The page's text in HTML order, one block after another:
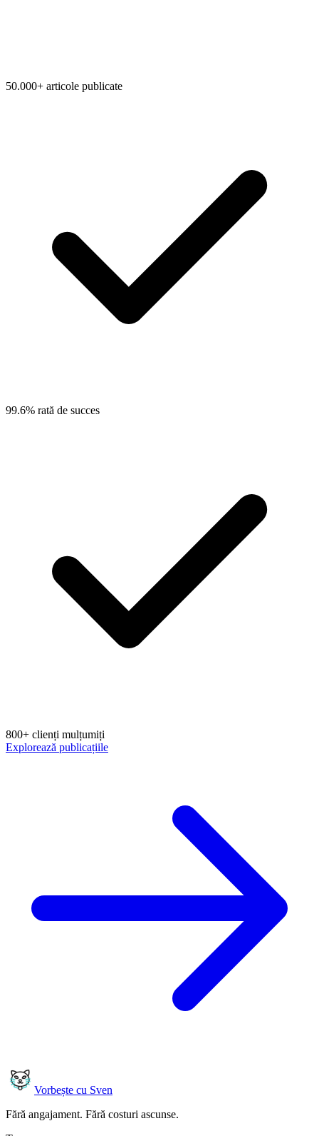
50.000+ articole publicate
99.6% rată de succes
800+ clienți mulțumiți
Explorează publicațiile
Vorbește cu Sven
Fără angajament. Fără costuri ascunse.